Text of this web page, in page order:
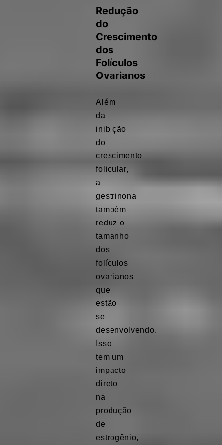
Redução
do
Crescimento
dos
Folículos
Ovarianos
Além
da
inibição
do
crescimento
folicular,
a
gestrinona
também
reduz o
tamanho
dos
folículos
ovarianos
que
estão
se
desenvolvendo.
Isso
tem um
impacto
direto
na
produção
de
estrogênio,